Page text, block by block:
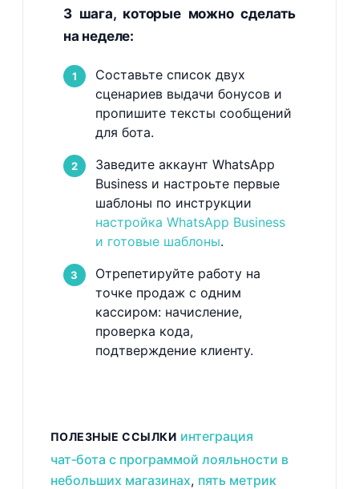
3 шага, которые можно сделать
на неделе:
Составьте список двух
сценариев выдачи бонусов и
пропишите тексты сообщений
для бота.
Заведите аккаунт WhatsApp
Business и настроьте первые
шаблоны по инструкции
настройка WhatsApp Business
и готовые шаблоны.
Отрепетируйте работу на
точке продаж с одним
кассиром: начисление,
проверка кода,
подтверждение клиенту.
ПОЛЕЗНЫЕ ССЫЛКИ интеграция
чат‑бота с программой лояльности в
небольших магазинах, пять метрик